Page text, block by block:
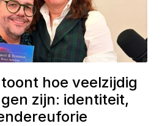
hoe veelzijdig
zijn: identiteit,